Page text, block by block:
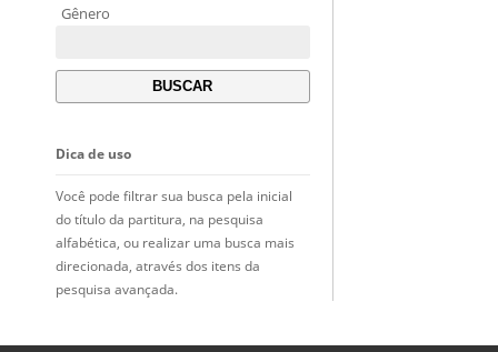
Gênero
Dica de uso
Você pode filtrar sua busca pela inicial
do título da partitura, na pesquisa
alfabética, ou realizar uma busca mais
direcionada, através dos itens da
pesquisa avançada.